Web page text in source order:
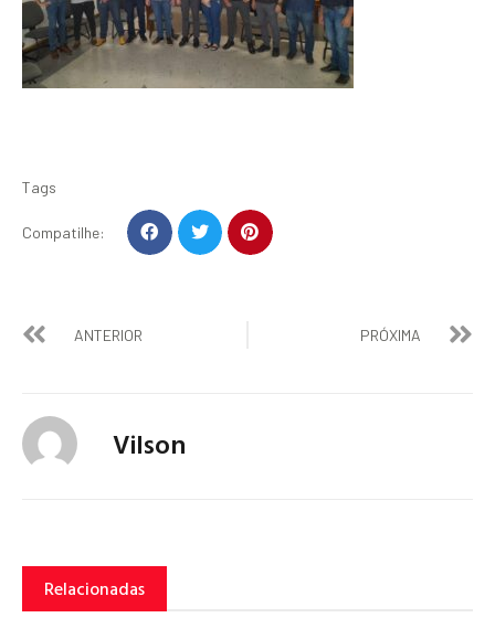
Tags
Compatilhe:
ANTERIOR PRÓXIMA
Vilson
Relacionadas